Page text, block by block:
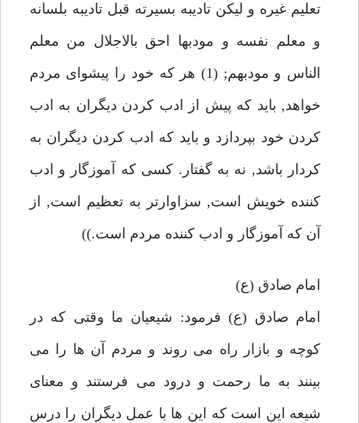
تعليم غيره و ليكن تاديبه بسيرته قبل تاديبه بلسانه
و معلم نفسه و مودبها احق بالاجلال من معلم
الناس و مودبهم; (1) هر كه خود را پيشواى مردم
خواهد, بايد كه پيش از ادب كردن ديگران به ادب
كردن خود بپردازد و بايد كه ادب كردن ديگران به
كردار باشد, نه به گفتار. كسى كه آموزگار و ادب
كننده خويش است, سزاوارتر به تعظيم است, از
آن كه آموزگار و ادب كننده مردم است.))
امام صادق (ع)
امام صادق (ع) فرمود: شيعيان ما وقتى كه در
كوچه و بازار راه مى روند و مردم آن ها را مى
بينند به ما رحمت و درود مى فرستند و معناى
شيعه اين است كه اين ها با عمل ديگران را درس